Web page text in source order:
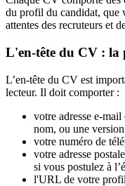
du profil du candidat, que
attentes des recruteurs et
L'en-tête du CV : la
L’en-tête du CV est
lecteur. Il doit comporter :
votre adresse e-
nom, ou une
votre numéro de
votre adresse
si vous postulez à
l'URL de votre